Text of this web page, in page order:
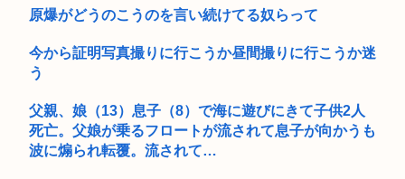
【朗報】バンナム『デジモン』IPが過去最高益に アニメ放送
当時を...
「踊る大捜査線」新作映画に声優の立木文彦・津田健次郎・関
智一・野...
LUUPのヤバさ 遂に査読付き論文としてまとめられる
【画像】今年のミスマガジンのJK達、これすべて同じような顔
原爆がどうのこうのを言い続けてる奴らって
今から証明写真撮りに行こうか昼間撮りに行こうか迷
う
父親、娘（13）息子（8）で海に遊びにきて子供2人
死亡。父娘が乗るフロートが流されて息子が向かうも
波に煽られ転覆。流されて…